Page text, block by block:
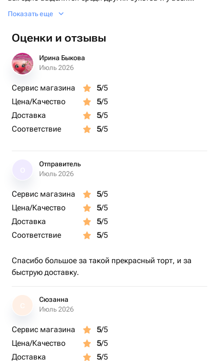
приглашенных гостей будет желание
Показать еще
Оценки и отзывы
Ирина Быкова
Июль 2026
Сервис магазина 5/5
Цена/Качество
5/5
Доставка
5/5
Соответствие
5/5
Отправитель
Июль 2026
Сервис магазина 5/5
Цена/Качество
5/5
Доставка
5/5
Соответствие
5/5
Спасибо большое за такой прекрасный торт, и за
быструю доставку.
С
Сюзанна
Июль 2026
Сервис магазина 5/5
Цена/Качество
5/5
Доставка
5/5